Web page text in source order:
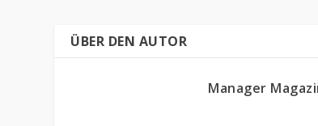
ÜBER DEN AUTOR
Manager